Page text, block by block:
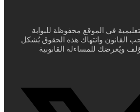
في الموقع محفوظة للبوابة
القانون وانتهاك هذه الحقوق يُشكل
ويُعرضك للمساءلة القانونية